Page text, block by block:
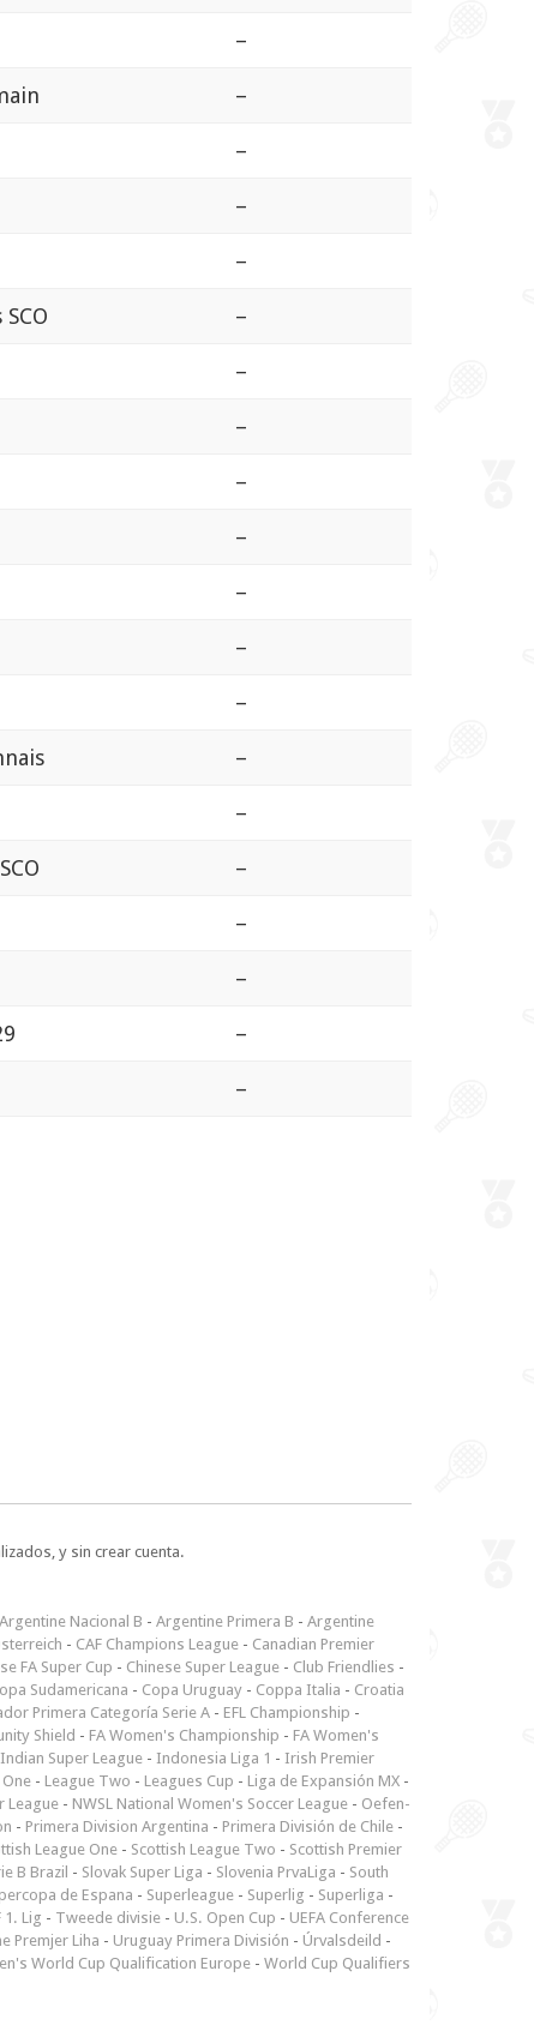
–
–
–
–
–
–
–
–
–
–
–
–
–
–
–
–
–
–
–
–
y sin crear cuenta.
Argentine Nacional B - Argentine Primera B - Argentine
- CAF Champions League - Canadian Premier
FA Super Cup - Chinese Super League - Club Friendlies -
Sudamericana - Copa Uruguay - Coppa Italia - Croatia
Primera Categoría Serie A - EFL Championship -
Shield - FA Women's Championship - FA Women's
Indian Super League - Indonesia Liga 1 - Irish Premier
One - League Two - Leagues Cup - Liga de Expansión MX -
League - NWSL National Women's Soccer League - Oefen-
- Primera Division Argentina - Primera División de Chile -
League One - Scottish League Two - Scottish Premier
B Brazil - Slovak Super Liga - Slovenia PrvaLiga - South
de Espana - Superleague - Superlig - Superliga -
1. Lig - Tweede divisie - U.S. Open Cup - UEFA Conference
Premjer Liha - Uruguay Primera División - Úrvalsdeild -
World Cup Qualification Europe - World Cup Qualifiers